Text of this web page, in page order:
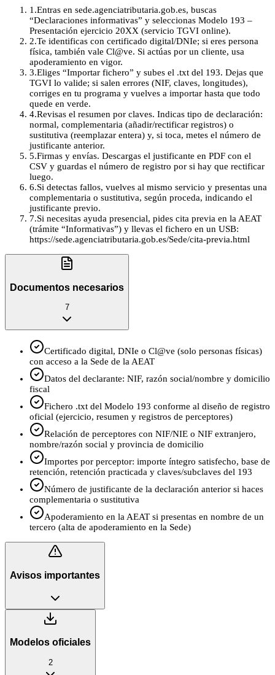
1 .Entras en sede.agenciatributaria.gob.es, buscas
“Declaraciones informativas” y seleccionas Modelo 193 –
Presentación ejercicio 20XX (servicio TGVI online).
2.Te identificas con certificado digital/DNIe; si eres persona
física, también vale Cl@ve. Si actúas por un cliente, usa
apoderamiento en vigor.
3.Eliges “Importar fichero” y subes el .txt del 193. Dejas que
TGVI lo valide; si salen errores (NIF, claves, longitudes),
corriges en tu programa y vuelves a importar hasta que todo
quede en verde.
4.Revisas el resumen por claves. Indicas tipo de declaración:
normal, complementaria (añadir/rectificar registros) o
sustitutiva (reemplazar entera) y, si toca, metes el número de
justificante anterior.
5.Firmas y envías. Descargas el justificante en PDF con el
CSV y guardas el número de registro por si hay que rectificar
luego.
6.Si detectas fallos, vuelves al mismo servicio y presentas una
complementaria o sustitutiva, según proceda, indicando el
justificante previo.
7.Si necesitas ayuda presencial, pides cita previa en la AEAT
(trámite “Informativas”) y llevas el fichero en un USB:
https://sede.agenciatributaria.gob.es/Sede/cita-previa.html
Documentos necesarios
7
Certificado digital, DNIe o Cl@ve (solo personas físicas)
con acceso a la Sede de la AEAT
Datos del declarante: NIF, razón social/nombre y domicilio
fiscal
Fichero .txt del Modelo 193 conforme al diseño de registro
oficial (ejercicio, resumen y registros de perceptores)
Relación de perceptores con NIF/NIE o NIF extranjero,
nombre/razón social y provincia de domicilio
Importes por perceptor: importe íntegro satisfecho, base de
retención, retención practicada y claves/subclaves del 193
Número de justificante de la declaración anterior si haces
complementaria o sustitutiva
Apoderamiento en la AEAT si presentas en nombre de un
tercero (alta de apoderamiento en la Sede)
Avisos importantes
Modelos oficiales
2